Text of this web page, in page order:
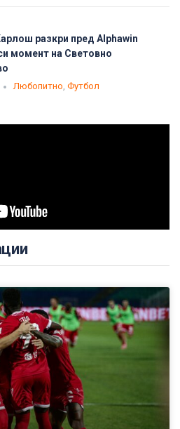
разкри пред Alphawin
момент на Световно
Любопитно Футбол